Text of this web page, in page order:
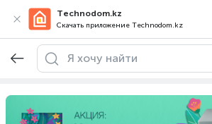
Technodom.kz
Скачать приложение Technodom.kz